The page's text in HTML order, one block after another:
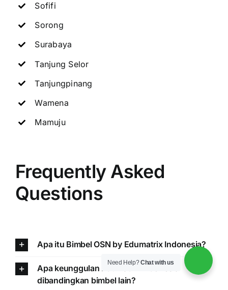
Sofifi
Sorong
Surabaya
Tanjung Selor
Tanjungpinang
Wamena
Mamuju
Frequently Asked
Questions
Apa itu Bimbel OSN by Edumatrix Indonesia?
Apa keunggulan Edumatrix Indonesia
dibandingkan bimbel lain?
Need Help?Chat with us